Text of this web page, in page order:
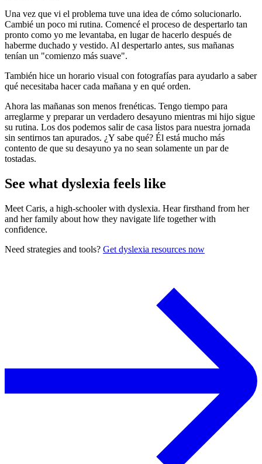
Una vez que vi el problema tuve una idea de cómo solucionarlo.
Cambié un poco mi rutina. Comencé el proceso de despertarlo tan
pronto como yo me levantaba, en lugar de hacerlo después de
haberme duchado y vestido. Al despertarlo antes, sus mañanas
tenían un "comienzo más suave".
También hice un horario visual con fotografías para ayudarlo a saber
qué necesitaba hacer cada mañana y en qué orden.
Ahora las mañanas son menos frenéticas. Tengo tiempo para
arreglarme y preparar un verdadero desayuno mientras mi hijo sigue
su rutina. Los dos podemos salir de casa listos para nuestra jornada
sin sentirnos tan apurados. ¿Y sabe qué? Él está mucho más
contento de que su desayuno ya no sean solamente un par de
tostadas.
See what dyslexia feels like
Meet Caris, a high-schooler with dyslexia. Hear firsthand from her
and her family about how they navigate life together with
confidence.
Need strategies and tools? Get dyslexia resources now